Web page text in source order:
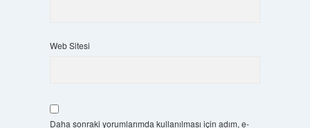
Web Sitesi
Daha sonraki yorumlarımda kullanılması için adım, e-